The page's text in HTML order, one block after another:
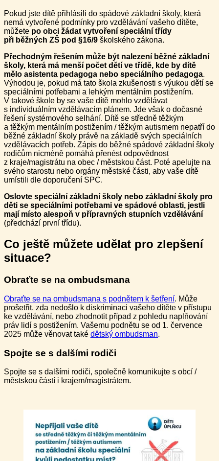
Pokud jste dítě přihlásili do spádové základní školy, která
nemá vytvořené podmínky pro vzdělávání vašeho dítěte,
můžete po obci žádat vytvoření speciální třídy
při běžných ZŠ pod §16/9 školského zákona.
Přechodným řešením může být nalezení běžné základní
školy, která má menší počet dětí ve třídě, kde by dítě
mělo asistenta pedagoga nebo speciálního pedagoga.
Výhodou je, pokud má tato škola zkušenosti s výukou dětí se
speciálními potřebami a lehkým mentálním postižením.
V takové škole by se vaše dítě mohlo vzdělávat
s individuálním vzdělávacím plánem. Jde však o dočasné
řešení systémového selhání. Dítě se středně těžkým
a těžkým mentálním postižením / těžkým autismem nepatří do
běžné základní školy právě na základě svých speciálních
vzdělávacích potřeb. Zápis do běžné spádové základní školy
rodičům nicméně pomáhá přenést odpovědnost
z kraje/magistrátu na obec / městskou část. Poté apelujte na
svého starostu nebo orgány městské části, aby vaše dítě
umístili dle doporučení SPC.
Oslovte speciální základní školy nebo základní školy pro
děti se speciálními potřebami ve spádové oblasti, jestli
mají místo alespoň v přípravných stupních vzdělávání
(předchází první třídu).
Co ještě můžete udělat pro zlepšení
situace?
Obraťte se na ombudsmana
Obraťte se na ombudsmana s podnětem k šetření. Může
prošetřit, zda nedošlo k diskriminaci vašeho dítěte v přístupu
ke vzdělávání, nebo zhodnotit případ z pohledu naplňování
práv lidí s postižením. Vašemu podnětu se od 1. července
2025 může věnovat také dětský ombudsman.
Spojte se s dalšími rodiči
Spojte se s dalšími rodiči, společně komunikujte s obcí /
městskou částí i krajem/magistrátem.